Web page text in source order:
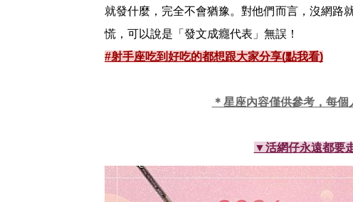
就發什麼，完全不會猶豫。對他們而言，沒網路
慌，可以說是「發文成癮代表」無誤！
#射手座吃到好吃的都想跟大家分享(點我看)
＊星座內容僅供參考，每
▼活網仔永遠都要